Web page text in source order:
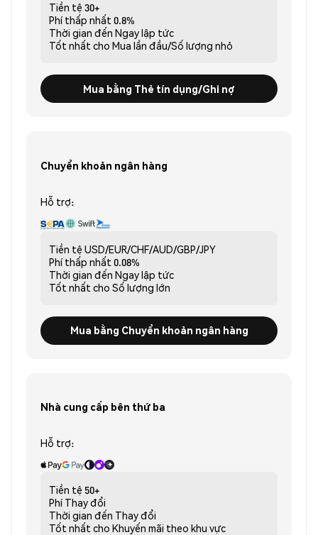
Tiền tệ 30+
Phí thấp nhất 0.8%
Thời gian đến Ngay lập tức
Tốt nhất cho Mua lần đầu/Số lượng nhỏ
Mua bằng Thẻ tín dụng/Ghi nợ
Chuyển khoản ngân hàng
Hỗ trợ:
Tiền tệ USD/EUR/CHF/AUD/GBP/JPY
Phí thấp nhất 0.08%
Thời gian đến Ngay lập tức
Tốt nhất cho Số lượng lớn
Mua bằng Chuyển khoản ngân hàng
Nhà cung cấp bên thứ ba
Hỗ trợ:
Tiền tệ 50+
Phí Thay đổi
Thời gian đến Thay đổi
Tốt nhất cho Khuyến mãi theo khu vực